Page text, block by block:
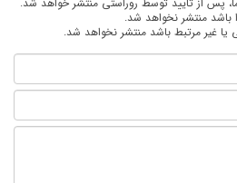
باشد منتشر نخواهد شد.
یا غیر مرتبط باشد منتشر نخواهد شد.